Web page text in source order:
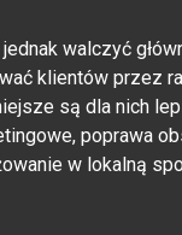
walczyć
klientów przez
są dla nich
poprawa
w lokalną